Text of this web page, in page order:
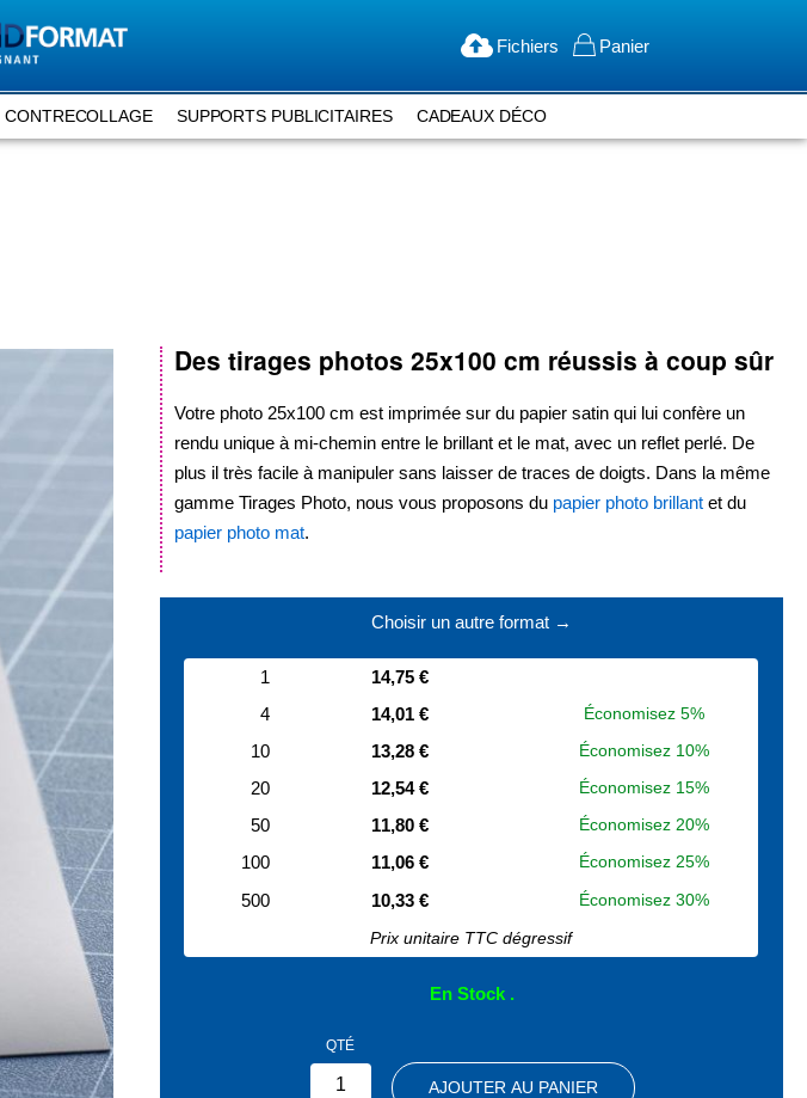
Fichiers Panier
CONTRECOLLAGE SUPPORTS PUBLICITAIRES CADEAUX DÉCO
Des tirages photos25x100 cm réussis à coup sûr
Votre photo 25x100 cm est imprimée sur du papier satin qui lui confère un
rendu unique à mi-chemin entre le brillant et le mat, avec un reflet perlé. De
plus il très facile à manipuler sans laisser de traces de doigts. Dans la même
gamme Tirages Photo, nous vous proposons du papier photo brillantet du
papier photo mat.
Choisir un autre format →
1
14,75 €
4
14,01 € Économisez 5%
10 13,28 € Économisez 10%
20 12,54 € Économisez 15%
50 11,80 € Économisez 20%
100 11,06 € Économisez 25%
500 10,33 €
Économisez 30%
Prix unitaire TTC dégressif
En Stock
QTÉ
AJOUTER AU PANIER